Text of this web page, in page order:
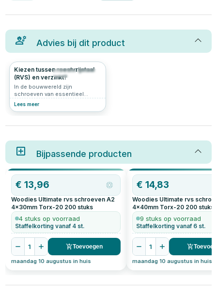
Advies bij dit product
342 5.0
Kiezen tussen roestvrijstaal
(RVS) en verzinkt?
In de bouwwereld zijn
schroeven van essentieel
belang voor stabiliteit en
Lees meer
Bijpassende producten
€13,96
Woodies Ultimate rvs schroeven A2
4x30mm Torx-20 200 stuks
4 stuks op voorraad
Staffelkorting vanaf 4 st.
1 Toevoegen
maandag 10 augustus in huis
€14,83
Woodies Ultimate rvs
4x40mm Torx-20 200 stuks
9 stuks op voorraad
Staffelkorting vanaf 6 st.
1
maandag 10 augustus in huis